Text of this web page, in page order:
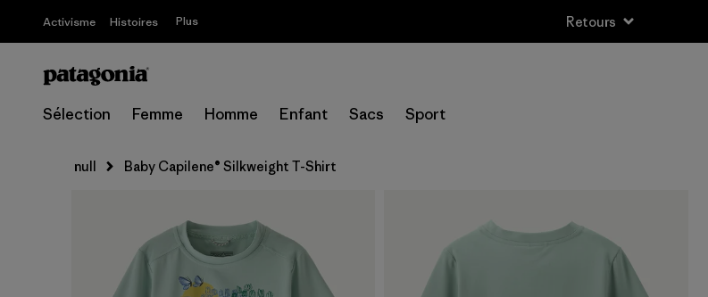
Activisme Histoires Plus Retours
Sélection Femme Homme Enfant Sacs Sport
null Baby Capilene® Silkweight T-Shirt